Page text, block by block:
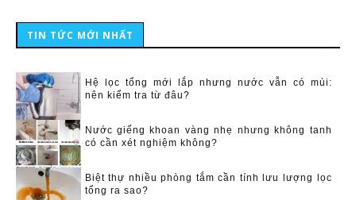
TIN TỨC MỚI NHẤT
Hệ lọc tổng mới lắp nhưng nước vẫn có mùi:
nên kiểm tra từ đâu?
Nước giếng khoan vàng nhẹ nhưng không tanh
có cần xét nghiệm không?
Biệt thự nhiều phòng tắm cần tính lưu lượng lọc
tổng ra sao?